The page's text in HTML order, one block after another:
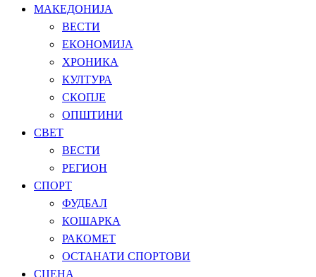
МАКЕДОНИЈА
ВЕСТИ
ЕКОНОМИЈА
ХРОНИКА
КУЛТУРА
СКОПЈЕ
ОПШТИНИ
СВЕТ
ВЕСТИ
РЕГИОН
СПОРТ
ФУДБАЛ
КОШАРКА
РАКОМЕТ
ОСТАНАТИ СПОРТОВИ